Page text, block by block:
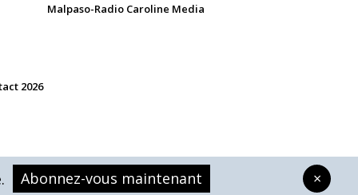
2026
Malpaso-Radio Caroline Media
Abonnez-vous maintenant ×